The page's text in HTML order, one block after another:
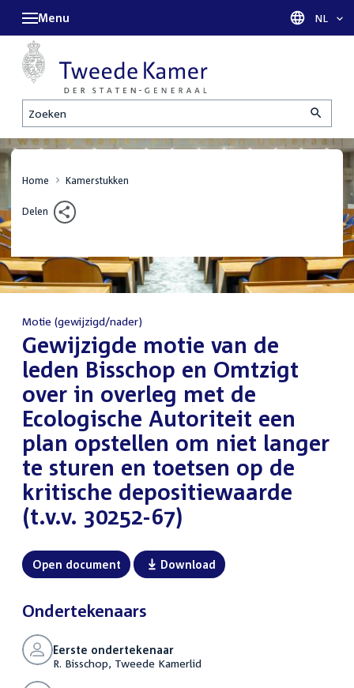
Zoeken
Menu Taal
NL
Home Kamerstukken
Delen
Motie (gewijzigd/nader)
:Gewijzigde motie van de
leden Bisschop en Omtzigt
over in overleg met de
Ecologische Autoriteit een
plan opstellen om niet langer
te sturen en toetsen op de
kritische depositiewaarde
(t.v.v. 30252-67)
Open document Download
Ondertekenaars
Eerste ondertekenaar
R. Bisschop, Tweede Kamerlid